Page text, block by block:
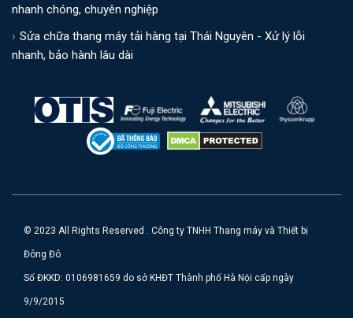
nhanh chóng, chuyên nghiệp
Sửa chữa thang máy tải hàng tại Thái Nguyên - Xử lý lỗi
nhanh, bảo hành lâu dài
© 2023 All Rights Reserved . Công ty TNHH Thang máy và Thiết bị
Đông Đô
Số ĐKKD: 0106981659 do sở KHĐT Thành phố Hà Nội cấp ngày
9/9/2015